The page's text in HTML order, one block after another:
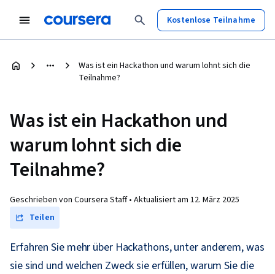
Kostenlose Teilnahme
Was ist ein Hackathon und warum lohnt sich die
Teilnahme?
Was ist ein Hackathon und
warum lohnt sich die
Teilnahme?
Geschrieben von Coursera Staff • Aktualisiert am 12. März 2025
Teilen
Erfahren Sie mehr über Hackathons, unter anderem, was
sie sind und welchen Zweck sie erfüllen, warum Sie die